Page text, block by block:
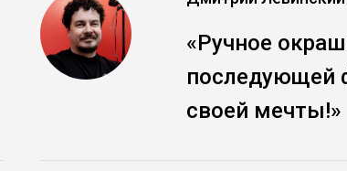
«Ручное
последующей
своей мечты!»